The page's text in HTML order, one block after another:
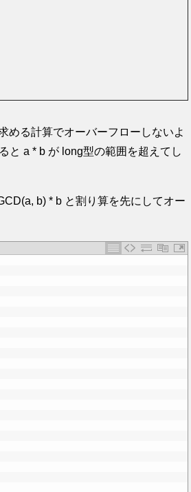
める計算でオーバーフローしないよ
と a * b が long型の範囲を超えてし
b) * b と割り算を先にしてオー